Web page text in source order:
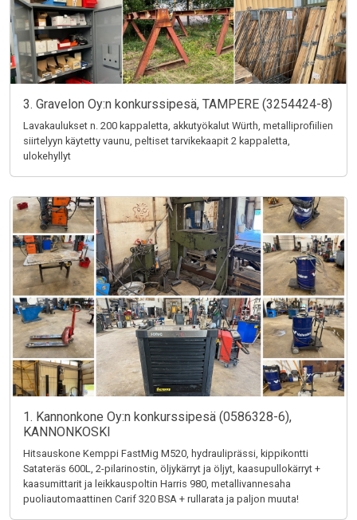
3. Gravelon Oy:n konkurssipesä, TAMPERE (3254424-8)
Lavakaulukset n. 200 kappaletta, akkutyökalut Würth, metalliprofiilien
siirtelyyn käytetty vaunu, peltiset tarvikekaapit 2 kappaletta,
ulokehyllyt
1. Kannonkone Oy:n konkurssipesä (0586328-6),
KANNONKOSKI
Hitsauskone Kemppi FastMig M520, hydrauliprässi, kippikontti
Satateräs 600L, 2-pilarinostin, öljykärryt ja öljyt, kaasupullokärryt +
kaasumittarit ja leikkauspoltin Harris 980, metallivannesaha
puoliautomaattinen Carif 320 BSA + rullarata ja paljon muuta!